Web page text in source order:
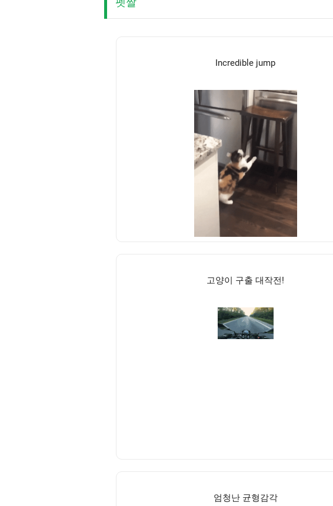
Incredible jump
고양이 구출 대작전!
엄청난 균형감각